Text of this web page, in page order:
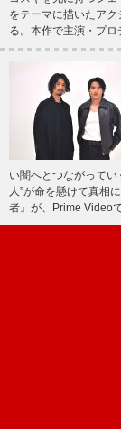
をテーマに描いたア
る。本作で主演・プロ
い闇へとつながって
人”が命を懸けて真相
者』が、Prime Video